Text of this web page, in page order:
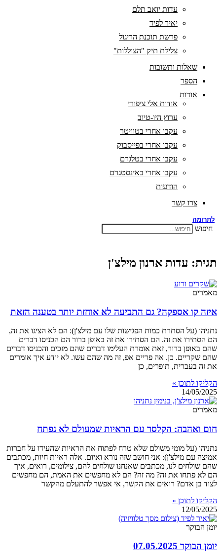
עדות יואב תלם
יאיר לפיד
פרשת תוכנת הריגול
צלילת תיק "הצוללות"
שאלות ותשובות
הספר
אודות
אודות אלי ציפורי
ערוץ היו-טיוב
עקבו אחרי בטוויטר
עקבו אחרי בפייסבוק
עקבו אחרי בטלגרם
עקבו אחרי באינסטגרם
הודעות
צרו קשר
לתרומה
חיפוש
תגית: עדות ארנון מילצ'ן
מאמרים
איזה קו אספקה? גם התביעה לא אוחזת יותר בטענה הזאת
נתניהו (על הסתרת כמות הפגישות שלו עם מילצ'ן): הם לא הציגו את זה,
הם הסתירו את זה. הם הסתירו את זה באופן ברור הם הכניסו דברים
שהם באופן ברור, זאת אומרת העלימו דברים שהם מזכים והכניסו דברים
שהם שקריים. כן. אה פריים אפ, זה מה שהם עשו. לא יודע איך אומרים
את זה בעברית, תופרים, כן
הקליקו לתוכן »
14/05/2025
מאמרים
חום ואהבה: הקלסר עם הראיות שמעולם לא נפתח
נתניהו (על מומי משולם שלא טרח לפתוח את הראיות שהעידו על חברות
אמיצה עם מילצ'ן): אני חושב שזה נורא ואיום. אלה ראיות חיות, מכתבים
שהם שולחים לנו, מכתבים שאנחנו שולחים להם, צילומים, רואים, איך
הם לא פתחו את זה? מה זה? הם לא מחפשים את האמת, הם מחפשים
לצוד בן אדם? רואים את הקשר, אי אפשר להתעלם מהקשר
הקליקו לתוכן »
12/05/2025
יומן הבוקר
יומן הבוקר 07.05.2025